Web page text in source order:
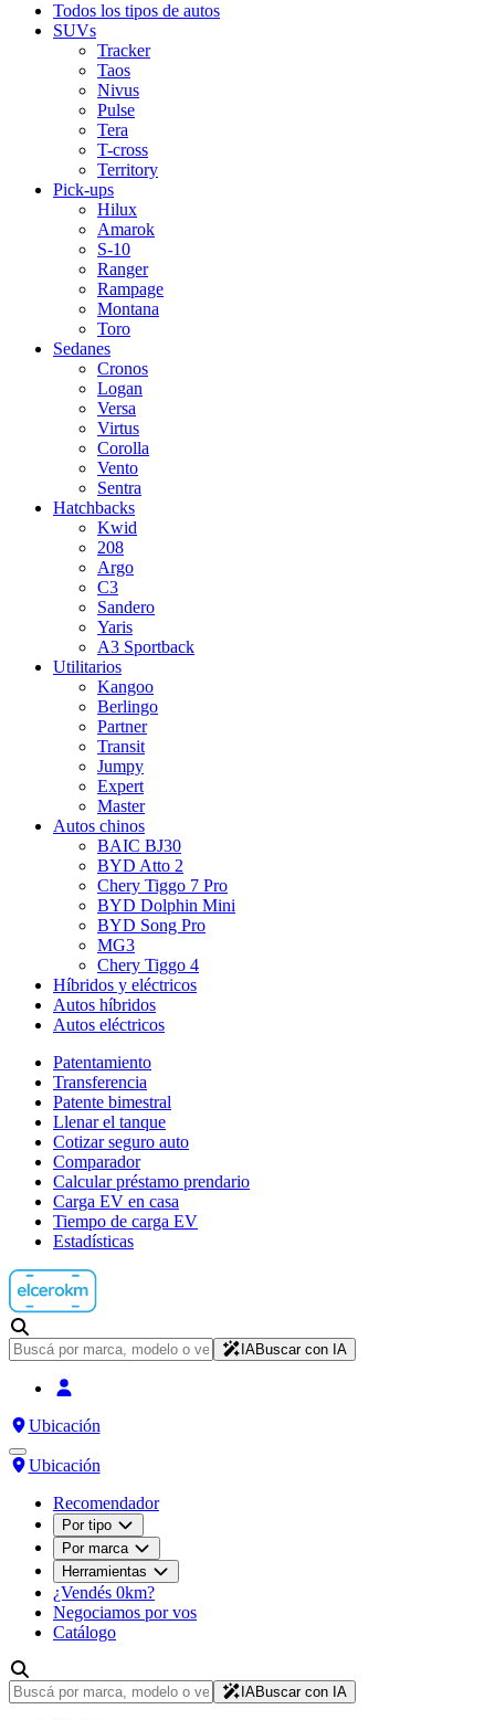
Todos los tipos de autos
SUVs
Tracker
Taos
Nivus
Pulse
Tera
T-cross
Territory
Pick-ups
Hilux
Amarok
S-10
Ranger
Rampage
Montana
Toro
Sedanes
Cronos
Logan
Versa
Virtus
Corolla
Vento
Sentra
Hatchbacks
Kwid
208
Argo
C3
Sandero
Yaris
A3 Sportback
Utilitarios
Kangoo
Berlingo
Partner
Transit
Jumpy
Expert
Master
Autos chinos
BAIC BJ30
BYD Atto 2
Chery Tiggo 7 Pro
BYD Dolphin Mini
BYD Song Pro
MG3
Chery Tiggo 4
Híbridos y eléctricos
Autos híbridos
Autos eléctricos
Patentamiento
Transferencia
Patente bimestral
Llenar el tanque
Cotizar seguro auto
Comparador
Calcular préstamo prendario
Carga EV en casa
Tiempo de carga EV
Estadísticas
IABuscar con IA
Ubicación
Ubicación
Recomendador
Por tipo
Por marca
Herramientas
¿Vendés 0km?
Negociamos por vos
Catálogo
IABuscar con IA